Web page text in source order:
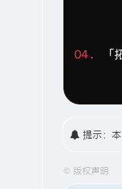
提示：
© 版权声明